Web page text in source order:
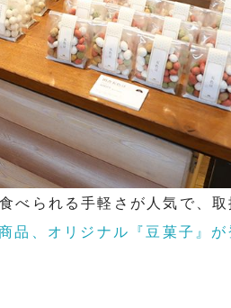
べられる手軽さが人気で、
、オリジナル『豆菓子』が